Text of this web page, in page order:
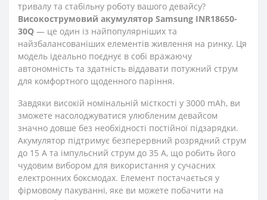
тривалу та стабільну роботу вашого девайсу?
Високострумовий акумулятор Samsung INR18650-
30Q — це один із найпопулярніших та
найзбалансованіших елементів живлення на ринку. Ця
модель ідеально поєднує в собі вражаючу
автономність та здатність віддавати потужний струм
для комфортного щоденного паріння.
Завдяки високій номінальній місткості у 3000 mAh, ви
зможете насолоджуватися улюбленим девайсом
значно довше без необхідності постійної підзарядки.
Акумулятор підтримує безперервний розрядний струм
до 15 А та імпульсний струм до 35 А, що робить його
чудовим вибором для використання у сучасних
електронних боксмодах. Елемент постачається у
фірмовому пакуванні, яке ви можете побачити на